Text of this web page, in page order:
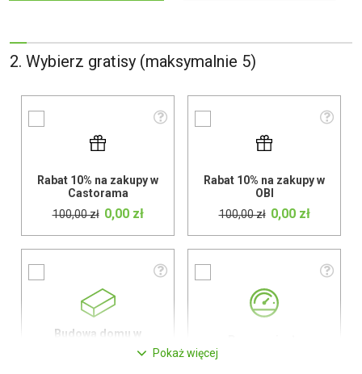
2. Wybierz gratisy (maksymalnie 5)
Rabat 10% na zakupy w
Castorama
100,00 zł 0,00 zł
Rabat 10% na zakupy w
OBI
100,00 zł 0,00 zł
Budowa domu w
technologii murowanejPokaż więcej